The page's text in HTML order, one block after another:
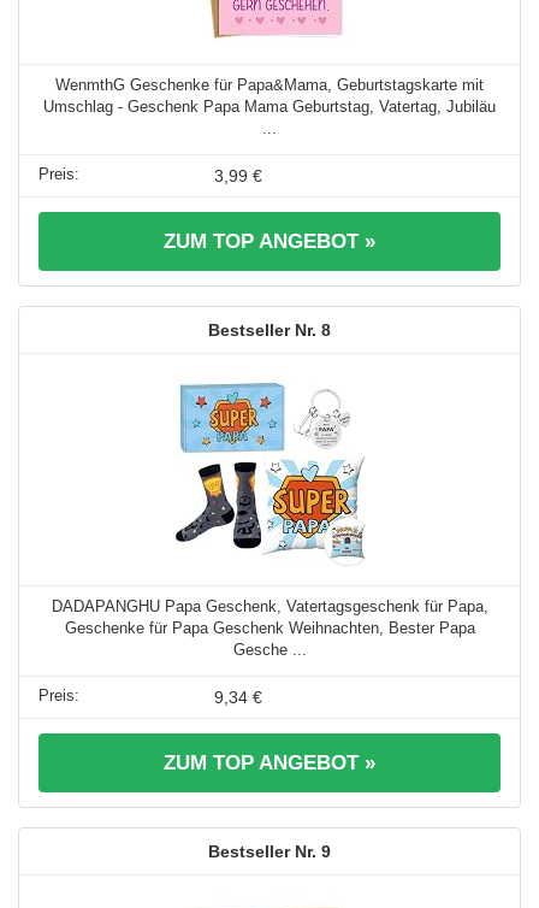
WenmthG Geschenke für Papa&Mama, Geburtstagskarte mit
Umschlag - Geschenk Papa Mama Geburtstag, Vatertag, Jubiläu
3,99 €
ZUM TOP ANGEBOT »
8
DADAPANGHU Papa Geschenk, Vatertagsgeschenk für Papa,
Geschenke für Papa Geschenk Weihnachten, Bester Papa
Gesche ...
9,34 €
ZUM TOP ANGEBOT »
9